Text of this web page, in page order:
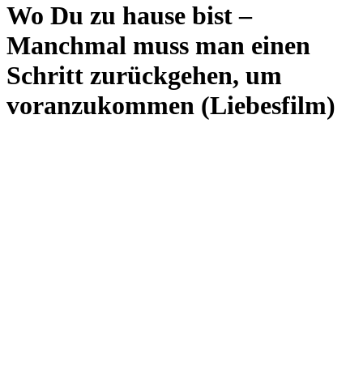
Wo Du zu hause bist –
Manchmal muss man einen
Schritt zurückgehen, um
voranzukommen (Liebesfilm)